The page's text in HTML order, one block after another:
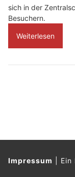
sich in der
Besuchern.
Weiterlesen
Impressum